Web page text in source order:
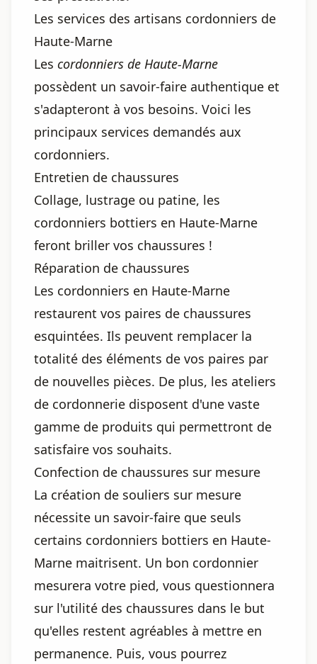
Les services des artisans cordonniers de
Haute-Marne
Les cordonniers de Haute-Marne
possèdent un savoir-faire authentique et
s'adapteront à vos besoins. Voici les
principaux services demandés aux
cordonniers.
Entretien de chaussures
Collage, lustrage ou patine, les
cordonniers bottiers en Haute-Marne
feront briller vos chaussures !
Réparation de chaussures
Les cordonniers en Haute-Marne
restaurent vos paires de chaussures
esquintées. Ils peuvent remplacer la
totalité des éléments de vos paires par
de nouvelles pièces. De plus, les ateliers
de cordonnerie disposent d'une vaste
gamme de produits qui permettront de
satisfaire vos souhaits.
Confection de chaussures sur mesure
La création de souliers sur mesure
nécessite un savoir-faire que seuls
certains cordonniers bottiers en Haute-
Marne maitrisent. Un bon cordonnier
mesurera votre pied, vous questionnera
sur l'utilité des chaussures dans le but
qu'elles restent agréables à mettre en
permanence. Puis, vous pourrez